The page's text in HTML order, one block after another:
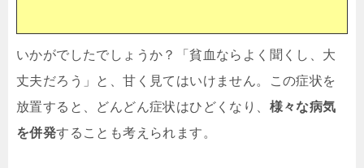
いかがでしたでしょうか？「貧血ならよく聞くし、大
丈夫だろう」と、甘く見てはいけません。この症状を
放置すると、どんどん症状はひどくなり、 様々な病気
を併発することも考えられます。